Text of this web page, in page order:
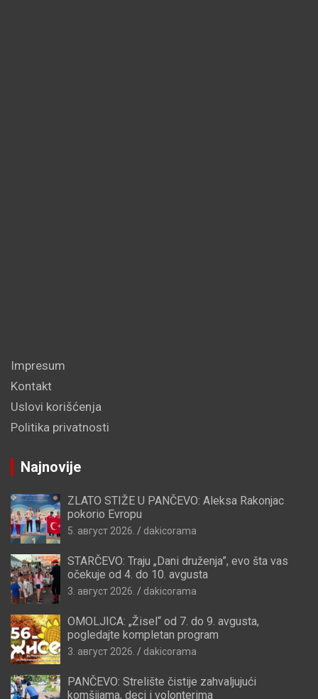
Impresum
Kontakt
Uslovi korišćenja
Politika privatnosti
Najnovije
ZLATO STIŽE U PANČEVO: Aleksa Rakonjac
pokorio Evropu
5. август 2026. dakicorama
STARČEVO: Traju „Dani druženja”, evo šta vas
očekuje od 4. do 10. avgusta
3. август 2026. dakicorama
OMOLJICA: „Žisel“ od 7. do 9. avgusta,
pogledajte kompletan program
3. август 2026. dakicorama
PANČEVO: Strelište čistije zahvaljujući
komšijama, deci i volonterima